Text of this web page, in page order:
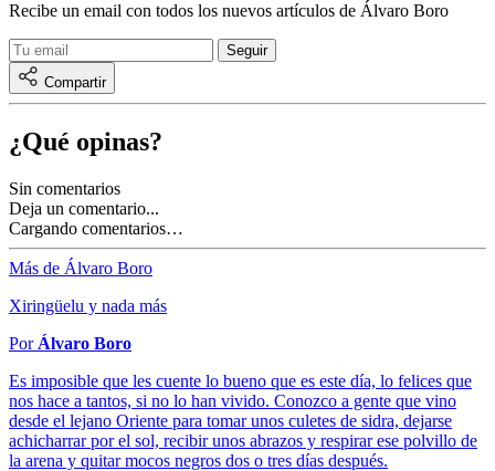
Recibe un email con todos los nuevos artículos de Álvaro Boro
Compartir
¿Qué opinas?
Sin comentarios
Deja un comentario...
Cargando comentarios…
Más de Álvaro Boro
Xiringüelu y nada más
Por Álvaro Boro
Es imposible que les cuente lo bueno que es este día, lo felices que
nos hace a tantos, si no lo han vivido. Conozco a gente que vino
desde el lejano Oriente para tomar unos culetes de sidra, dejarse
achicharrar por el sol, recibir unos abrazos y respirar ese polvillo de
la arena y quitar mocos negros dos o tres días después.